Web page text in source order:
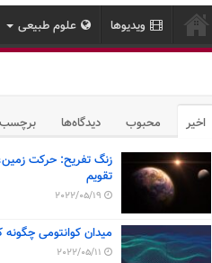
ویدیوها علوم طبیعی
اخیر محبوب دیدگاه‌ها
زنگ تفریح: حرکت
تقویم
2022/05/19
میدان کوانتومی
2022/05/11